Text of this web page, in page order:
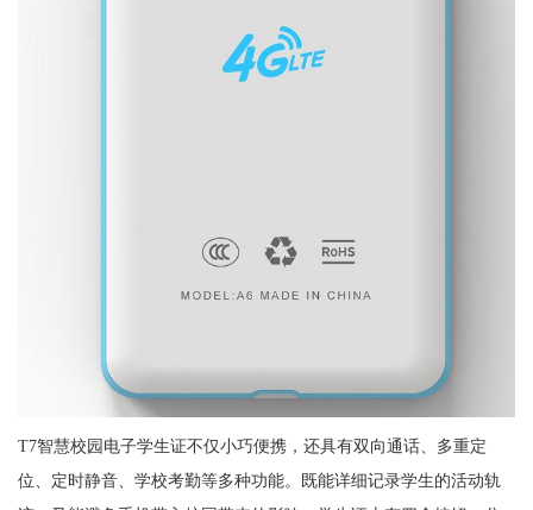
T7智慧校园电子学生证不仅小巧便携，还具有双向通话、多重定
位、定时静音、学校考勤等多种功能。既能详细记录学生的活动轨